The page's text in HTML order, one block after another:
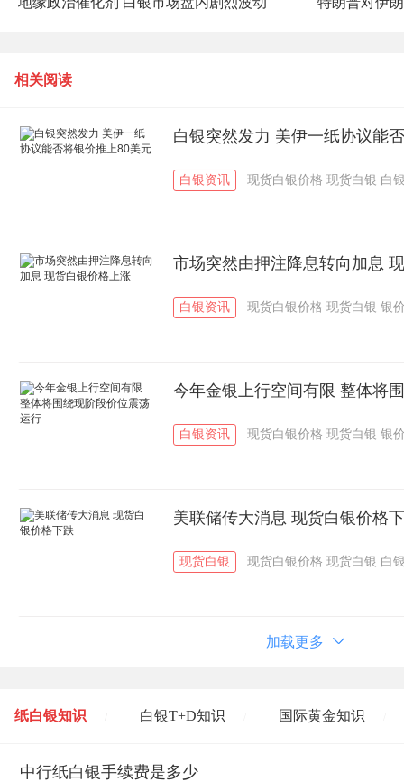
相关阅读
白银突然发力 美伊一纸协议能
白银资讯 现货白银价格 现货白银 白
市场突然由押注降息转向加息
白银资讯 现货白银价格 现货白银 银
今年金银上行空间有限 整体将
白银资讯 现货白银价格 现货白银 银
美联储传大消息 现货白银价格
现货白银 现货白银价格 现货白银 白
加载更多
纸白银知识 白银T+D知识 国际黄金知识
黄金T+D知识 / 粤贵银知识
中行纸白银手续费是多少